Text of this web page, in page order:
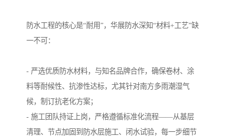
防水工程的核心是“耐用”，华展防水深知“材料+工艺”缺
一不可：
- 严选优质防水材料，与知名品牌合作，确保卷材、涂
料等耐候性、抗渗性达标，尤其针对南方多雨潮湿气
候，制订抗老化方案；
- 施工团队持证上岗，严格遵循标准化流程——从基层
清理、节点加固到防水层施工、闭水试验，每一步细节